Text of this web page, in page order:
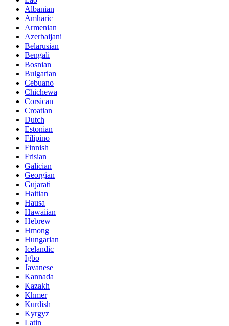
Albanian
Amharic
Armenian
Azerbaijani
Belarusian
Bengali
Bosnian
Bulgarian
Cebuano
Chichewa
Corsican
Croatian
Dutch
Estonian
Filipino
Finnish
Frisian
Galician
Georgian
Gujarati
Haitian
Hausa
Hawaiian
Hebrew
Hmong
Hungarian
Icelandic
Igbo
Javanese
Kannada
Kazakh
Khmer
Kurdish
Kyrgyz
Latin